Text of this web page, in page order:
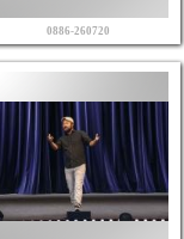
0886-260720